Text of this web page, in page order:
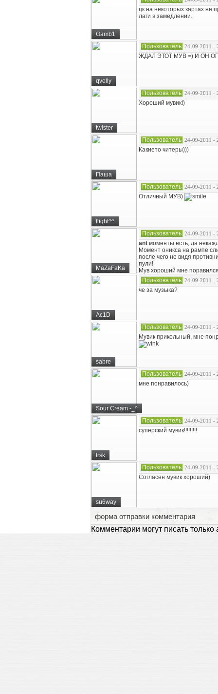
Gamb1
цк на некоторых картах не
лаги в замедлении.
qvelly
Пользователь 24-09-2011 -
ЖДАЛ ЭТОТ МУВ =) И ОН
twister
Пользователь 24-09-2011 -
Хороший мувик!)
Паша
Пользователь 24-09-2011 -
Какието читеры)))
flight^^
Пользователь 24-09-2011 -
Отличный МУВ)
MaZaFaKa
Пользователь 24-09-2011 -
ant моменты есть, да
Момент оникса на рампе
после чего не видя
пули!
Мув хороший мне
Ac1D
Пользователь 24-09-2011 -
че за музыка?
sabre
Пользователь 24-09-2011 -
Мувик прикольный, мне
Sour Cream -_^
Пользователь 24-09-2011 -
мне понравилось)
trsk
Пользователь 24-09-2011 -
суперский мувик!!!!!!!!!
su6way
Пользователь 24-09-2011 -
Согласен мувик хороший)
форма отправки комментария
Комментарии могут писать